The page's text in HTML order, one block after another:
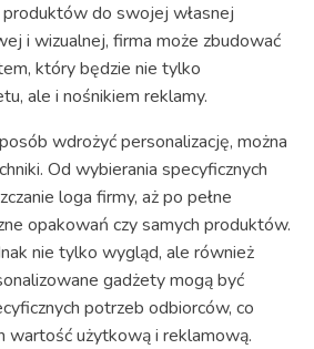
do swojej własnej
i wizualnej, firma może zbudować
który będzie nie tylko
ale i nośnikiem reklamy.
wdrożyć personalizację, można
Od wybierania specyficznych
loga firmy, aż po pełne
opakowań czy samych produktów.
nie tylko wygląd, ale również
gadżety mogą być
potrzeb odbiorców, co
wartość użytkową i reklamową.